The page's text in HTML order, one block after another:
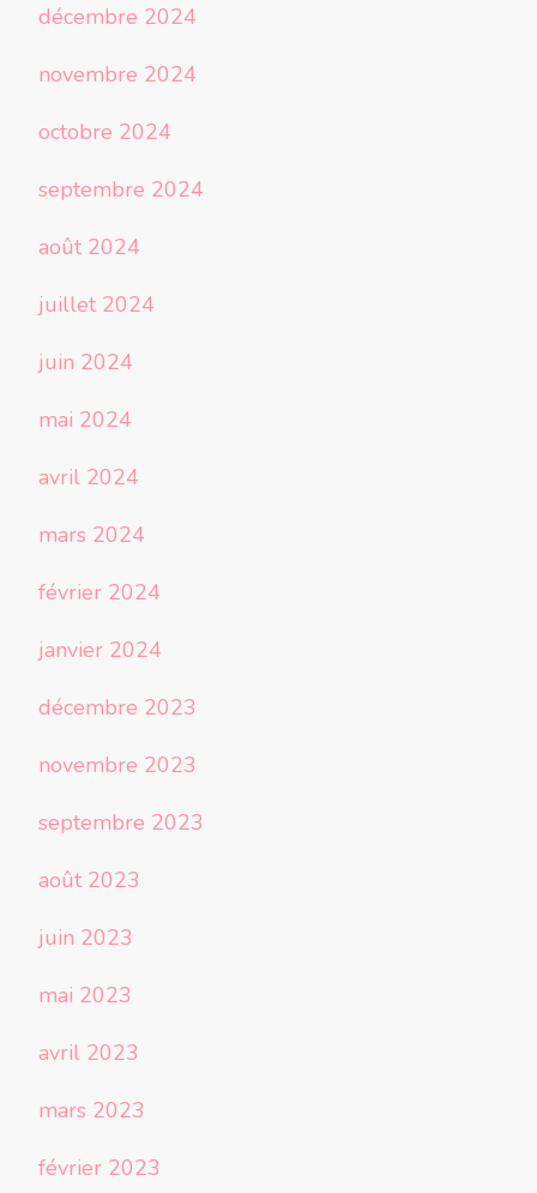
décembre 2024
novembre 2024
octobre 2024
septembre 2024
août 2024
juillet 2024
juin 2024
mai 2024
avril 2024
mars 2024
février 2024
janvier 2024
décembre 2023
novembre 2023
septembre 2023
août 2023
juin 2023
mai 2023
avril 2023
mars 2023
février 2023